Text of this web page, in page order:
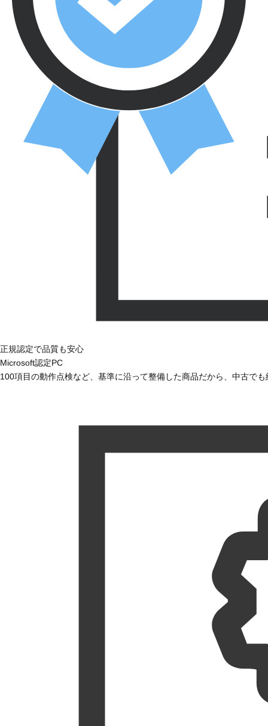
正規認定で品質も安心
Microsoft認定PC
100項目の動作点検など、基準に沿って整備した商品だから、中古で